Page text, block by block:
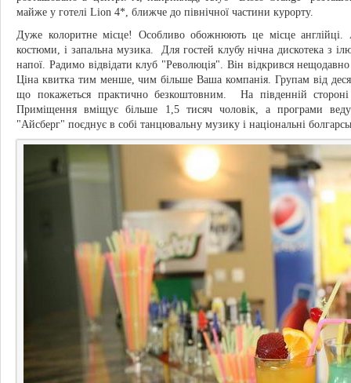
майже у готелі Lion 4*, ближче до північної частини курорту.
Дуже колоритне місце! Особливо обожнюють це місце
костюми, і запальна музика. Для гостей клубу нічна дискотека з
напої. Радимо відвідати клуб "Революція". Він відкрився
Ціна квитка тим менше, чим більше Ваша компанія. Групам від
що покажеться практично безкоштовним. На південній
Приміщення вміщує більше 1,5 тисяч чоловік, а програми
"Айсберг" поєднує в собі танцювальну музику і національні